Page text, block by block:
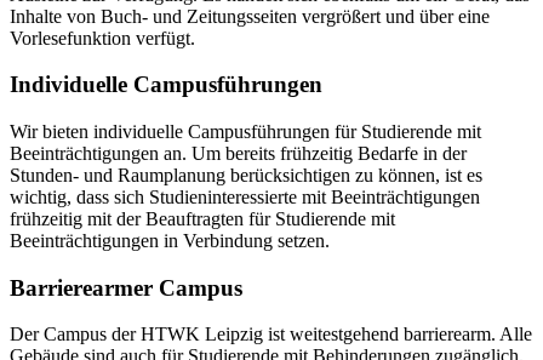
Inhalte von Buch- und Zeitungsseiten vergrößert und über eine
Vorlesefunktion verfügt.
Individuelle Campusführungen
Wir bieten individuelle Campusführungen für Studierende mit
Beeinträchtigungen an. Um bereits frühzeitig Bedarfe in der
Stunden- und Raumplanung berücksichtigen zu können, ist es
wichtig, dass sich Studieninteressierte mit Beeinträchtigungen
frühzeitig mit der Beauftragten für Studierende mit
Beeinträchtigungen in Verbindung setzen.
Barrierearmer Campus
Der Campus der HTWK Leipzig ist weitestgehend barrierearm. Alle